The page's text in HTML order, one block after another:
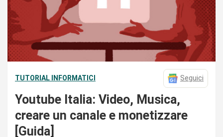
TUTORIAL INFORMATICI Seguici
Youtube Italia: Video, Musica,
creare un canale e monetizzare
[Guida]